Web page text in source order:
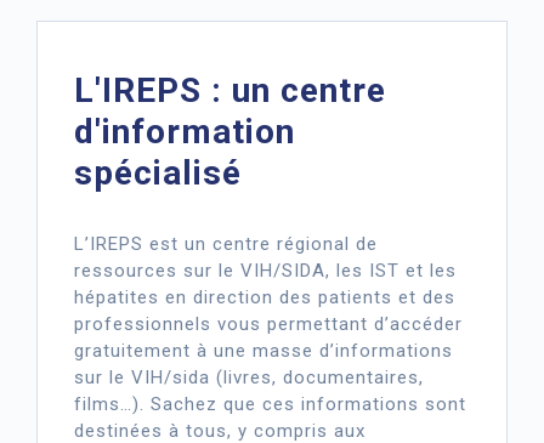
L'IREPS : un centre
d'information
spécialisé
L’IREPS est un centre régional de
ressources sur le VIH/SIDA, les IST et les
hépatites en direction des patients et des
professionnels vous permettant d’accéder
gratuitement à une masse d’informations
sur le VIH/sida (livres, documentaires,
films…). Sachez que ces informations sont
destinées à tous, y compris aux